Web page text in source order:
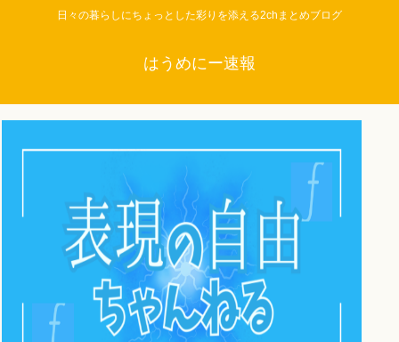
日々の暮らしにちょっとした彩りを添える2chまとめブログ
はうめにー速報